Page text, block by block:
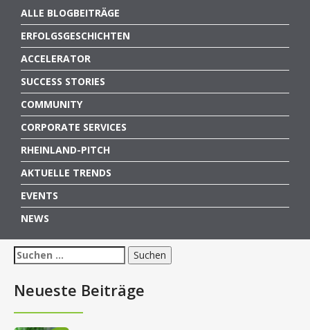
ALLE BLOGBEITRÄGE
ERFOLGSGESCHICHTEN
ACCELERATOR
SUCCESS STORIES
COMMUNITY
CORPORATE SERVICES
RHEINLAND-PITCH
AKTUELLE TRENDS
EVENTS
NEWS
Suchen
nach:
Neueste Beiträge